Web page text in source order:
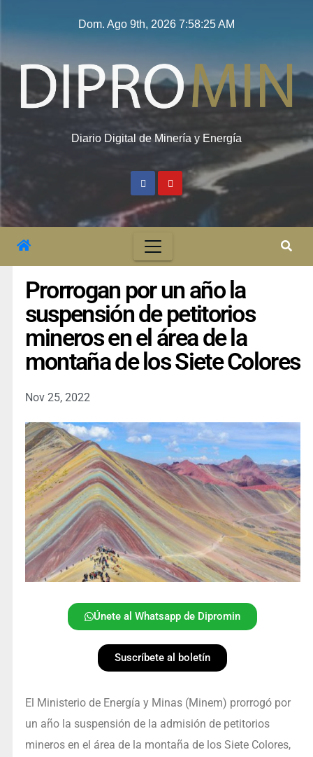
Dom. Ago 9th, 2026 7:58:26 AM
Diario Digital de Minería y Energía
Prorrogan por un año la
suspensión de petitorios
mineros en el área de la
montaña de los Siete Colores
Nov 25, 2022
Únete al Whatsapp de Dipromin
Suscríbete al boletín
El Ministerio de Energía y Minas (Minem) prorrogó por
un año la suspensión de la admisión de petitorios
mineros en el área de la montaña de los Siete Colores,